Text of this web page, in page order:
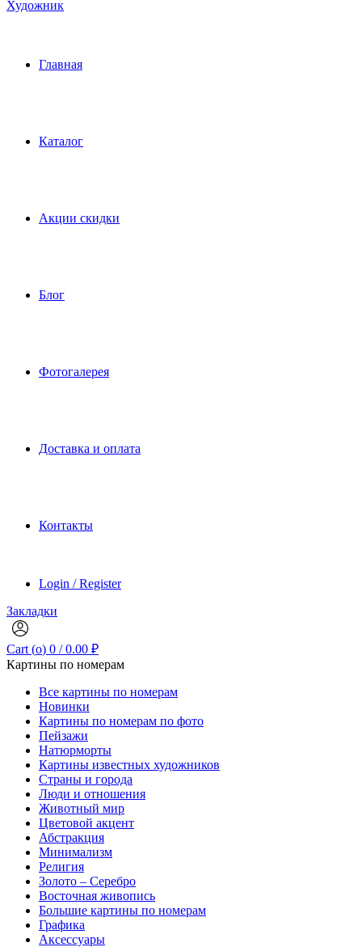
Главная
Каталог
Акции скидки
Блог
Фотогалерея
Доставка и оплата
Контакты
Login / Register
Закладки
Cart (o) 0 / 0.00 ₽
Картины по номерам
Все картины по номерам
Новинки
Картины по номерам по фото
Пейзажи
Натюрморты
Картины известных художников
Страны и города
Люди и отношения
Животный мир
Цветовой акцент
Абстракция
Минимализм
Религия
Золото – Серебро
Восточная живопись
Большие картины по номерам
Графика
Аксессуары